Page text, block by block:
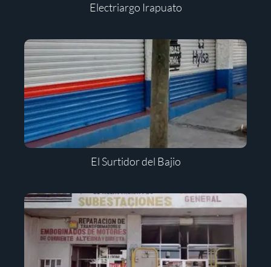
Electriargo Irapuato
El Surtidor del Bajio